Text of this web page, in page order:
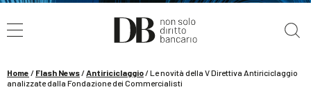
WEBINAR / 1° Ottobre
La riforma del sistema sanzionatorio del TUF
Home / Flash News/Antiriciclaggio/Le novità della V Direttiva Antiriciclaggio
analizzate dalla Fondazione dei Commercialisti